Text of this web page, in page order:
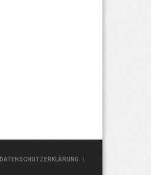
DATENSCHUTZERKLÄRUNG